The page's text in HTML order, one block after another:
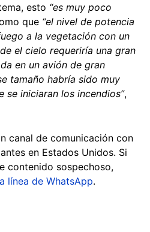
esto “es muy poco
que “el nivel de potencia
a la vegetación con un
el cielo requeriría una gran
en un avión de gran
tamaño habría sido muy
se iniciaran los incendios”,
canal de comunicación con
en Estados Unidos. Si
contenido sospechoso,
línea de WhatsApp.